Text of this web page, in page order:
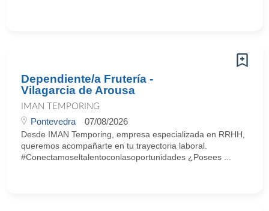
Dependiente/a Frutería -
Vilagarcia de Arousa
IMAN TEMPORING
Pontevedra 07/08/2026
Desde IMAN Temporing, empresa especializada en RRHH,
queremos acompañarte en tu trayectoria laboral.
#Conectamoseltalentoconlasoportunidades ¿Posees ...